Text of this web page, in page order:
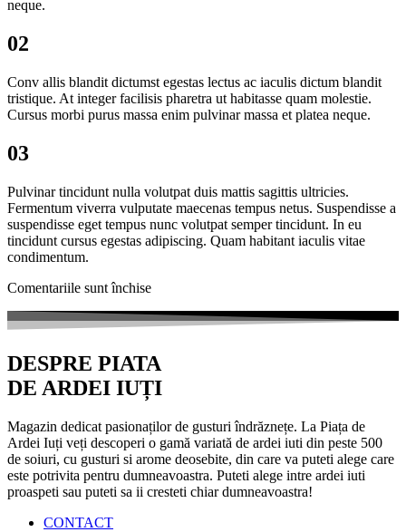
neque.
02
Conv allis blandit dictumst egestas lectus ac iaculis dictum blandit
tristique. At integer facilisis pharetra ut habitasse quam molestie.
Cursus morbi purus massa enim pulvinar massa et platea neque.
03
Pulvinar tincidunt nulla volutpat duis mattis sagittis ultricies.
Fermentum viverra vulputate maecenas tempus netus. Suspendisse a
suspendisse eget tempus nunc volutpat semper tincidunt. In eu
tincidunt cursus egestas adipiscing. Quam habitant iaculis vitae
condimentum.
Comentariile sunt închise
DESPRE PIATA
DE ARDEI IUȚI
Magazin dedicat pasionaților de gusturi îndrăznețe. La Piața de
Ardei Iuți veți descoperi o gamă variată de ardei iuti din peste 500
de soiuri, cu gusturi si arome deosebite, din care va puteti alege care
este potrivita pentru dumneavoastra. Puteti alege intre ardei iuti
proaspeti sau puteti sa ii cresteti chiar dumneavoastra!
CONTACT